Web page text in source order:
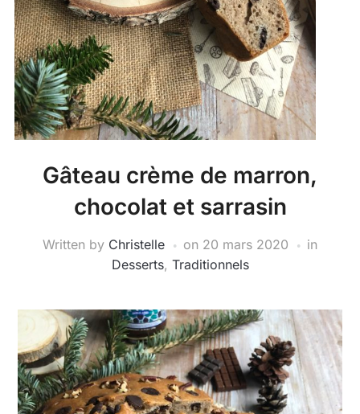
Gâteau crème de marron,
chocolat et sarrasin
Written by Christelle on 20 mars 2020
in
Desserts, Traditionnels